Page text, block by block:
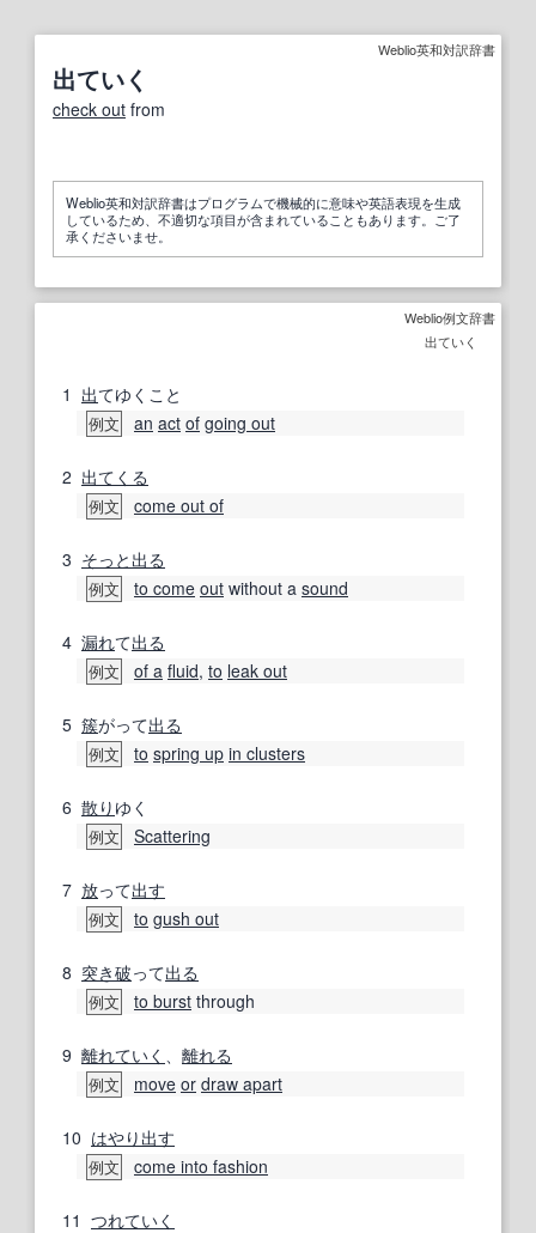
Weblio英和対訳辞書
出ていく
check out from
Weblio英和対訳辞書はプログラムで機械的に意味や英語表現を生成
しているため、不適切な項目が含まれていることもあります。ご了
承くださいませ。
Weblio例文辞書
出ていく
1 出てゆくこと
例文 an act of going out
2 出てくる
例文 come out of
3 そっと 出る
例文 to come out without a sound
4 漏れて出る
例文 of a fluid, to leak out
5 簇がって出る
例文 to spring up in clusters
6 散り ゆく
例文 Scattering
7 放って出す
例文 to gush out
8 突き破って出る
例文 to burst through
9 離れていく 離れる
例文 move or draw apart
10 はやり 出す
例文 come into fashion
11 つれていく